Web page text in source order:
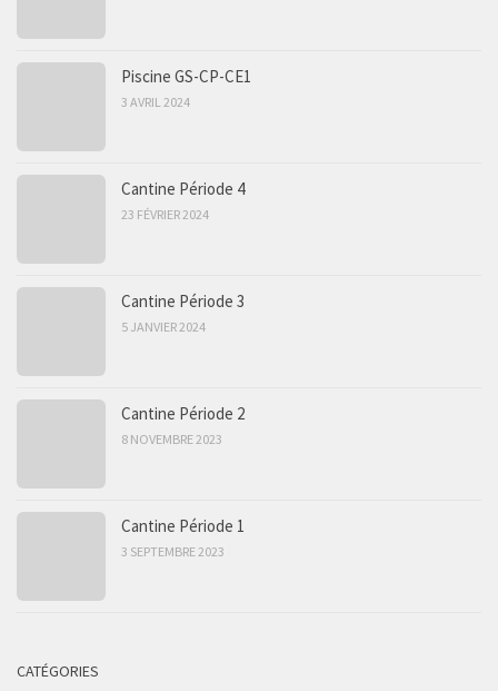
Piscine GS-CP-CE1
3 AVRIL 2024
Cantine Période 4
23 FÉVRIER 2024
Cantine Période 3
5 JANVIER 2024
Cantine Période 2
8 NOVEMBRE 2023
Cantine Période 1
3 SEPTEMBRE 2023
CATÉGORIES